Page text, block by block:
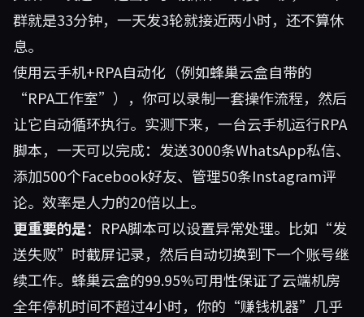
群就是33分钟，一天发3轮就接近两小时，还不算休
息。
使用云手机+RPA自动化（例如蜂巢云盒自带的
“RPA工作室”），你可以录制一套操作流程，然后
让它自动循环执行。实测下来，一台云手机运行RPA
脚本，一天可以完成：发送3000条WhatsApp私信、
添加500个Facebook好友、管理50条Instagram评
论。效率是人力的20倍以上。
更重要的是：RPA脚本可以设置异常处理。比如“发
送失败”时截屏记录，然后自动切换到下一个账号继
续工作。蜂巢云盒的99.95%可用性保证了云端机房
全年停机时间不超过4小时，你的“赚钱机器”几乎